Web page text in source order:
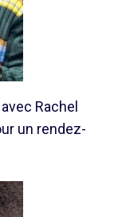
Rachel
un rendez-